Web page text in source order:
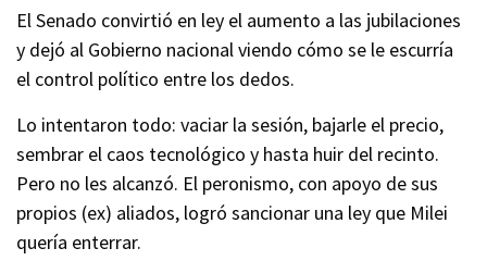
El Senado convirtió en ley el aumento a las jubilaciones
y dejó al Gobierno nacional viendo cómo se le escurría
el control político entre los dedos.
Lo intentaron todo: vaciar la sesión, bajarle el precio,
sembrar el caos tecnológico y hasta huir del recinto.
Pero no les alcanzó. El peronismo, con apoyo de sus
propios (ex) aliados, logró sancionar una ley que Milei
quería enterrar.